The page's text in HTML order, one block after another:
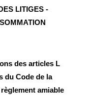
LITIGES -
des articles L
du Code de la
amiable